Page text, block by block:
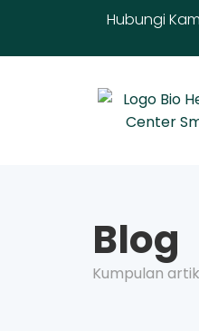
Hubungi
Blog
Kumpulan